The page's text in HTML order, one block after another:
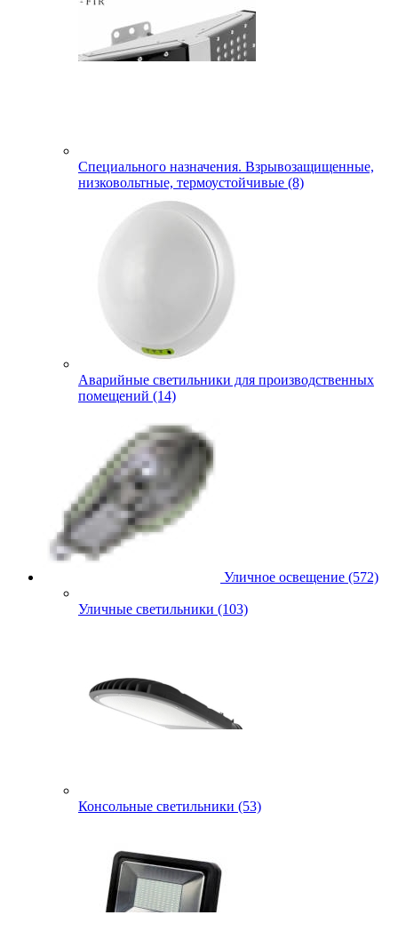
Специального назначения. Взрывозащищенные,
низковольтные, термоустойчивые (8)
Аварийные светильники для производственных
помещений (14)
Уличное освещение (572)
Уличные светильники (103)
Консольные светильники (53)